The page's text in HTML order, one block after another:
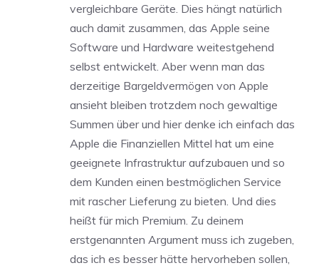
vergleichbare Geräte. Dies hängt natürlich
auch damit zusammen, das Apple seine
Software und Hardware weitestgehend
selbst entwickelt. Aber wenn man das
derzeitige Bargeldvermögen von Apple
ansieht bleiben trotzdem noch gewaltige
Summen über und hier denke ich einfach das
Apple die Finanziellen Mittel hat um eine
geeignete Infrastruktur aufzubauen und so
dem Kunden einen bestmöglichen Service
mit rascher Lieferung zu bieten. Und dies
heißt für mich Premium. Zu deinem
erstgenannten Argument muss ich zugeben,
das ich es besser hätte hervorheben sollen,